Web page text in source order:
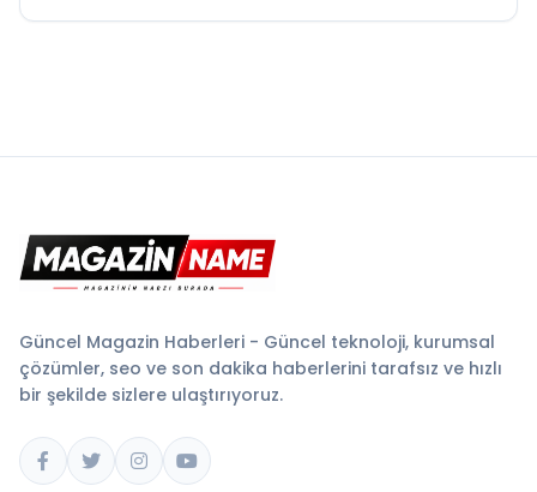
Güncel Magazin Haberleri - Güncel teknoloji, kurumsal
çözümler, seo ve son dakika haberlerini tarafsız ve hızlı
bir şekilde sizlere ulaştırıyoruz.